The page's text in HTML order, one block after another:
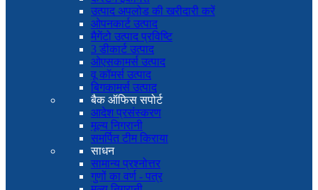
उत्पाद अपलोड की खरीदारी करें
ओपनकार्ट उत्पाद
मैगेंटो उत्पाद प्रविष्टि
3 डीकार्ट उत्पाद
ओएसकामर्स उत्पाद
वू कॉमर्स उत्पाद
बिगकामर्स उत्पाद
बैक ऑफिस सपोर्ट
आदेश प्रसंस्करण
मूल्य निगरानी
समर्पित टीम किराया
साधन
सामान्य प्रश्नोत्तर
गुणों का वर्ण - पत्र